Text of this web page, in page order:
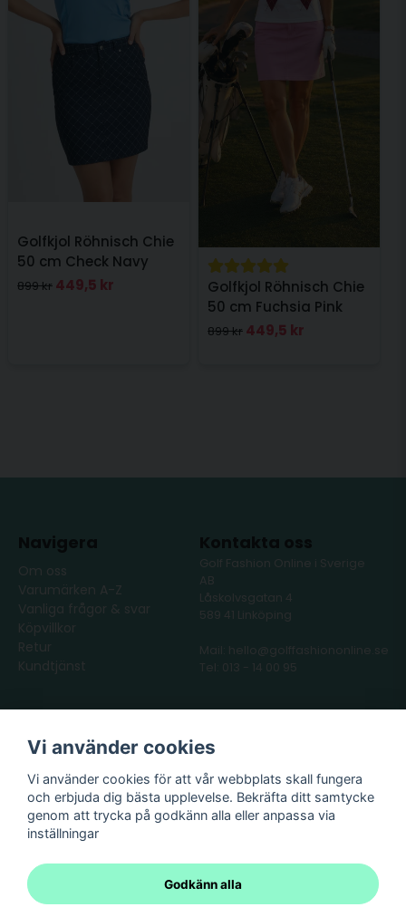
Golfkjol Röhnisch Chie
50 cm Check Navy
899 kr 449,5 kr
Golfkjol Röhnisch Chie
50 cm Fuchsia Pink
899 kr 449,5 kr
Om oss
Varumärken A-Z
Vanliga frågor & svar
Köpvillkor
Retur
Kundtjänst
Golf Fashion Online i Sverige
AB
Låskolvsgatan 4
589 41 Linköping
Mail: hello@golffashiononline.se
Tel: 013 - 14 00 95
Facebook
Instagram
Vi använder cookies
Vi använder cookies för att vår webbplats skall fungera
och erbjuda dig bästa upplevelse. Bekräfta ditt samtycke
genom att trycka på godkänn alla eller anpassa via
inställningar
Godkänn alla